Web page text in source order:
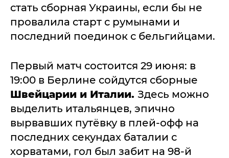
стать сборная Украины, если бы не
провалила старт с румынами и
последний поединок с бельгийцами.
Первый матч состоится 29 июня: в
19:00 в Берлине сойдутся сборные
Швейцарии и Италии. Здесь можно
выделить итальянцев, эпично
вырвавших путёвку в плей-офф на
последних секундах баталии с
хорватами, гол был забит на 98-й